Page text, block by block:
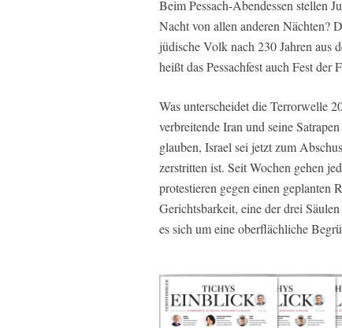
Beim Pessach-Abendessen stellen
Nacht von allen anderen Nächten?
jüdische Volk nach 230 Jahren aus
heißt das Pessachfest auch Fest der
Was unterscheidet die Terrorwelle
verbreitende Iran und seine
glauben, Israel sei jetzt zum
zerstritten ist. Seit Wochen gehen
protestieren gegen einen geplanten
Gerichtsbarkeit, eine der drei
es sich um eine oberflächliche